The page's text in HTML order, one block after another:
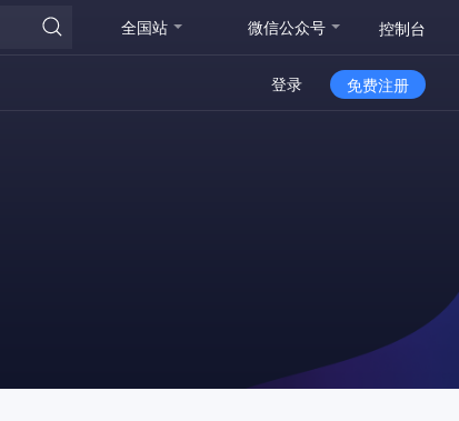
全国站 微信公众号 控制台
登录 免费注册